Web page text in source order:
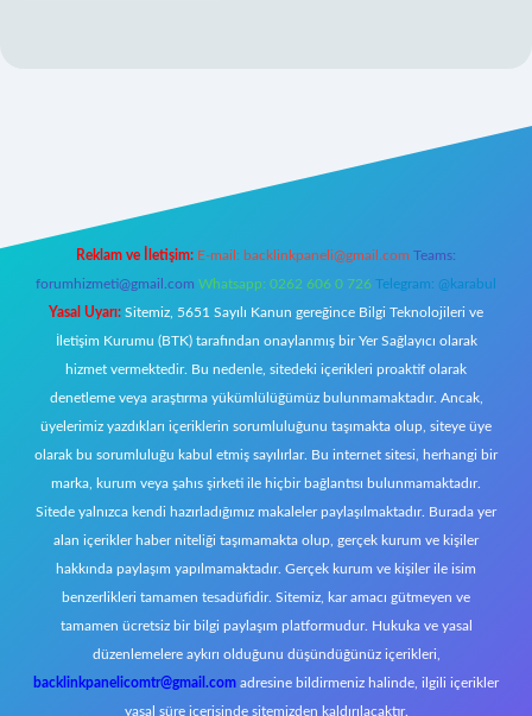
Reklam ve İletişim: E-mail: backlinkpaneli@gmail.com Teams:
forumhizmeti@gmail.com Whatsapp: 0262 606 0 726 Telegram: @karabul
Yasal Uyarı: Sitemiz, 5651 Sayılı Kanun gereğince Bilgi Teknolojileri ve
İletişim Kurumu (BTK) tarafından onaylanmış bir Yer Sağlayıcı olarak
hizmet vermektedir. Bu nedenle, sitedeki içerikleri proaktif olarak
denetleme veya araştırma yükümlülüğümüz bulunmamaktadır. Ancak,
üyelerimiz yazdıkları içeriklerin sorumluluğunu taşımakta olup, siteye üye
olarak bu sorumluluğu kabul etmiş sayılırlar. Bu internet sitesi, herhangi bir
marka, kurum veya şahıs şirketi ile hiçbir bağlantısı bulunmamaktadır.
Sitede yalnızca kendi hazırladığımız makaleler paylaşılmaktadır. Burada yer
alan içerikler haber niteliği taşımamakta olup, gerçek kurum ve kişiler
hakkında paylaşım yapılmamaktadır. Gerçek kurum ve kişiler ile isim
benzerlikleri tamamen tesadüfidir. Sitemiz, kar amacı gütmeyen ve
tamamen ücretsiz bir bilgi paylaşım platformudur. Hukuka ve yasal
düzenlemelere aykırı olduğunu düşündüğünüz içerikleri,
backlinkpanelicomtr@gmail.com adresine bildirmeniz halinde, ilgili içerikler
yasal süre içerisinde sitemizden kaldırılacaktır.